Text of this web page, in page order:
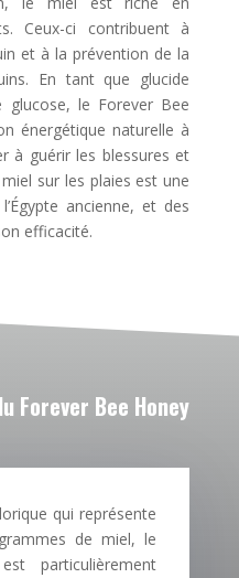
Ceux-ci contribuent à
et à la prévention de la
En tant que glucide
le Forever Bee
énergétique naturelle à
à guérir les blessures et
sur les plaies est une
ancienne, et des
efficacité.
Forever Bee Honey
qui représente
de miel, le
particulièrement